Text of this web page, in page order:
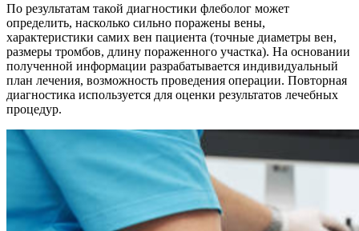
По результатам такой диагностики флеболог может
определить, насколько сильно поражены вены,
характеристики самих вен пациента (точные диаметры вен,
размеры тромбов, длину пораженного участка). На основании
полученной информации разрабатывается индивидуальный
план лечения, возможность проведения операции. Повторная
диагностика используется для оценки результатов лечебных
процедур.